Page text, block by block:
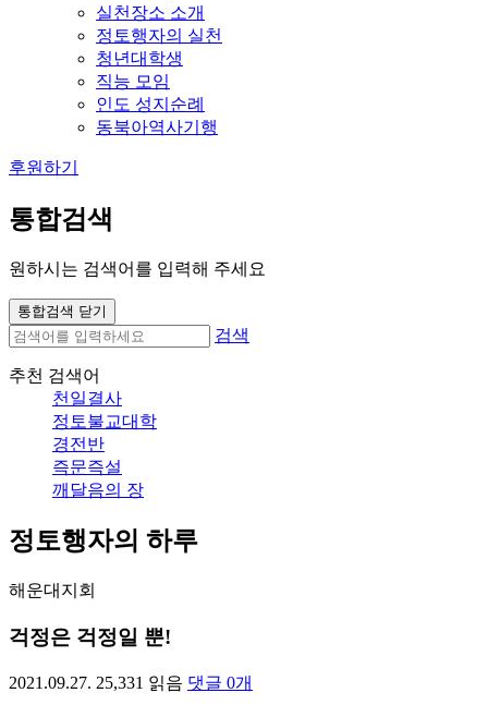
실천장소 소개
정토행자의 실천
청년대학생
직능 모임
인도 성지순례
동북아역사기행
후원하기
통합검색
원하시는 검색어를 입력해 주세요
통합검색 닫기
검색
추천 검색어
천일결사
정토불교대학
경전반
즉문즉설
깨달음의 장
정토행자의 하루
해운대지회
걱정은 걱정일 뿐!
2021.09.27. 25,331 읽음 댓글 0개